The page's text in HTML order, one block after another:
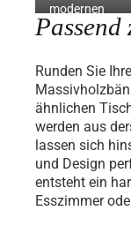
modernen
Wohnkonzept.
Passend
Runden Sie
ähnlichen
werden aus
lassen sich
und Design
entsteht ein
Esszimmer